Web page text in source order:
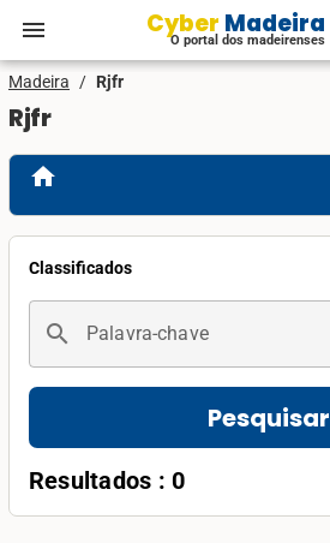
menu Cyber Madeira
O portal dos madeirenses
Madeira / Rjfr
Rjfr
home
Classificados
search Palavra-chave
Pesquisar
Resultados : 0